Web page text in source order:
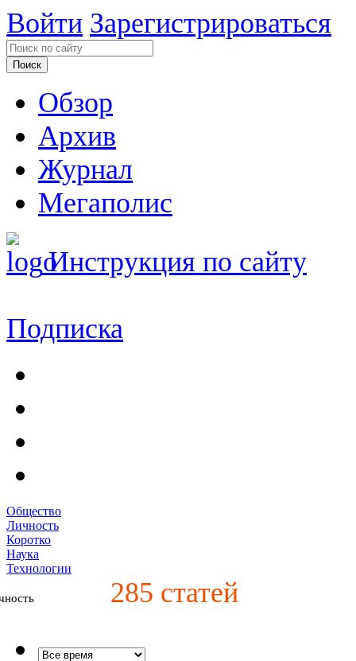
Войти Зарегистрироваться
Обзор
Архив
Журнал
Мегаполис
Инструкция по сайту
Подписка
Общество
Личность
Коротко
Наука
Технологии
285 статей